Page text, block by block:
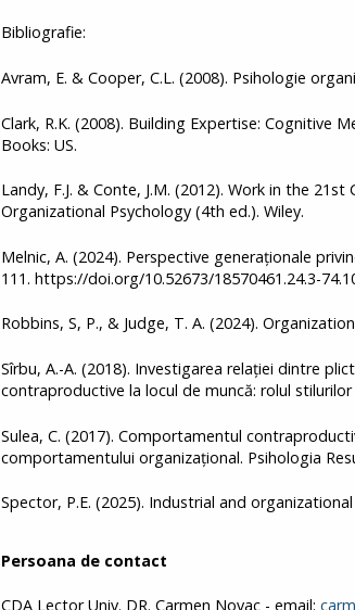
Bibliografie:
Avram, E. & Cooper, C.L. (2008). Psihologie
Clark, R.K. (2008). Building Expertise: Cognitive
Books: US.
Landy, F.J. & Conte, J.M. (2012). Work in the
Organizational Psychology (4th ed.). Wiley.
Melnic, A. (2024). Perspective generaționale
111. https://doi.org/10.52673/18570461.24.3-
Robbins, S, P., & Judge, T. A. (2024).
Sîrbu, A.-A. (2018). Investigarea relației dintre
contraproductive la locul de muncă: rolul
Sulea, C. (2017). Comportamentul
comportamentului organizațional. Psihologia
Spector, P.E. (2025). Industrial and
Persoana de contact
CDA Lector Univ. DR. Carmen Novac - email: